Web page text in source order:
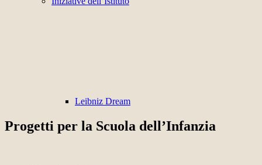
Leibniz Dream
Progetti per la Scuola dell’Infanzia